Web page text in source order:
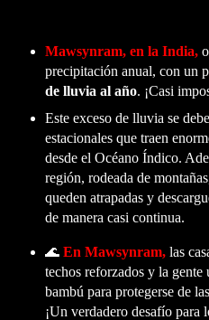
Mawsynram, en la India,
precipitación anual, con un
de lluvia al año. ¡Casi
Este exceso de lluvia se
estacionales que traen
desde el Océano Índico.
región, rodeada de
queden atrapadas y
de manera casi continua.
🌊 En Mawsynram,las
techos reforzados y la gente
bambú para protegerse de
¡Un verdadero desafío para